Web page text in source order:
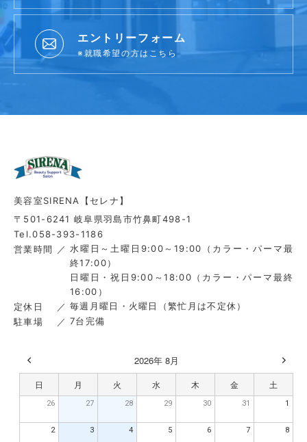
エントリーフォーム
※就職希望の方はこちら
美容室SIRENA【セレナ】
〒501-6241 岐阜県羽島市竹鼻町498-1
Tel.058-393-1186
営業時間
水曜日～土曜日9:00～19:00（カラー・パーマ最
終17:00）
日曜日・祝日9:00～18:00（カラー・パーマ最終
16:00）
定休日
毎週月曜日・火曜日（繁忙月は不定休）
駐車場
7台完備
2026年 8月
日 月 火 水 木 金 土
26 27 28 29 30 31 1
2 3 4 5 6 7 8